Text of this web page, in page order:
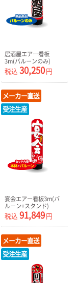
居酒屋エアー看板
3m(バルーンのみ)
AR090146IN_C
税込 30,250円
メーカー直送
受注生産
宴会エアー看板3m(バ
ルーン+スタンド)
AR090148IN
税込 91,849円
メーカー直送
受注生産